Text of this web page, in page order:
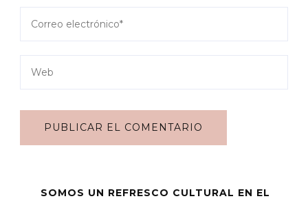
SOMOS UN REFRESCO CULTURAL EN EL